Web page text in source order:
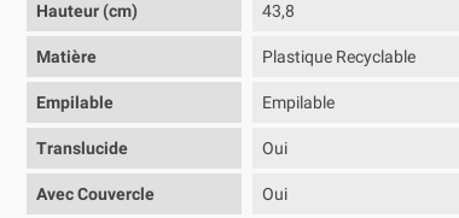
Hauteur (cm) 43,8
Matière Plastique Recyclable
Empilable Empilable
Translucide Oui
Avec Couvercle Oui